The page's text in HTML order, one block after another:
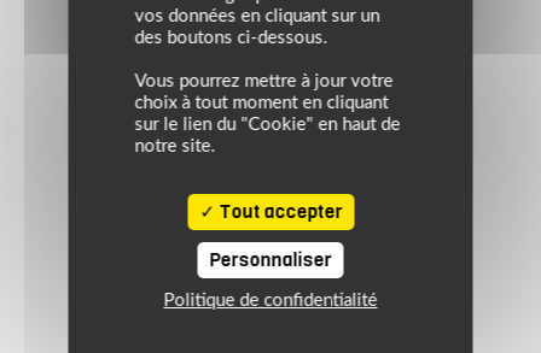
vos données en cliquant sur un
des boutons ci-dessous.
Vous pourrez mettre à jour votre
choix à tout moment en cliquant
sur le lien du "Cookie" en haut de
notre site.
Tout accepter
Personnaliser
Politique de confidentialité